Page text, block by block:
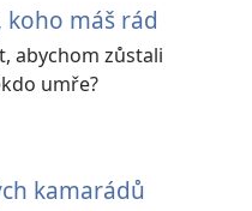
koho máš rád
abychom zůstali
umře?
kamarádů